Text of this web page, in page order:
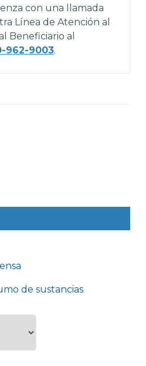
con una llamada
Línea de Atención al
Beneficiario al
962-9003.
de sustancias